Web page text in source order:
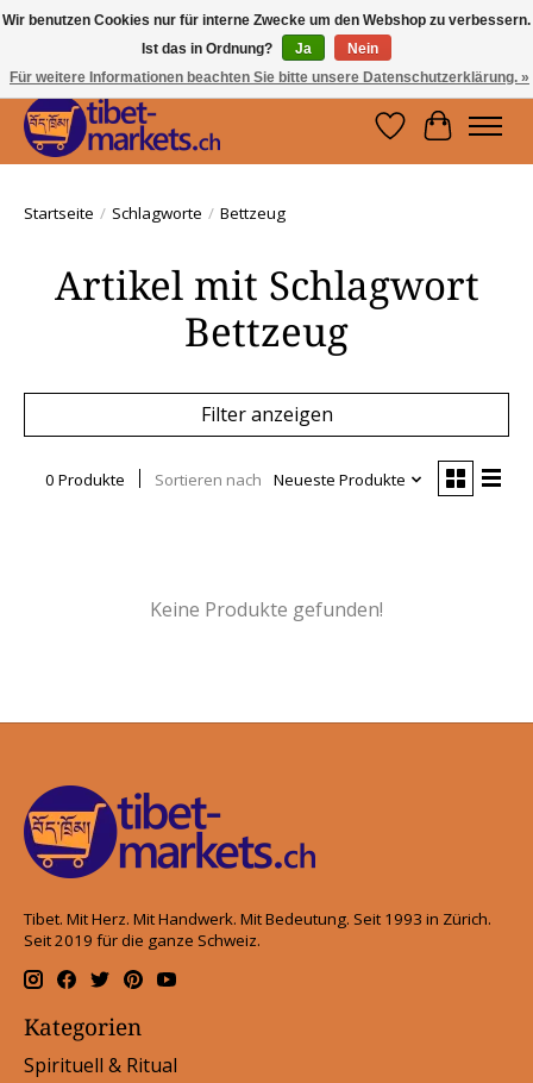
Handwerkskunst vom Dach der Welt.
Holen Sie sich ein Stück Tibet.
Wunschzettel
Ihr
Startseite / Schlagworte / Bettzeug
Artikel mit Schlagwort
Bettzeug
Filter anzeigen
0 Produkte Sortieren nach Neueste Produkte
Keine Produkte gefunden!
Tibet. Mit Herz. Mit Handwerk. Mit Bedeutung. Seit 1993 in Zürich.
Seit 2019 für die ganze Schweiz.
Kategorien
Spirituell & Ritual
Wir benutzen Cookies nur für interne Zwecke um den Webshop zu verbessern.
Ist das in Ordnung?
Ja
Nein
Für weitere Informationen beachten Sie bitte unsere Datenschutzerklärung. »